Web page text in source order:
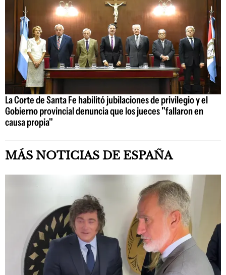
La Corte de Santa Fe habilitó jubilaciones de privilegio y el
Gobierno provincial denuncia que los jueces "fallaron en
causa propia"
MÁS NOTICIAS DE ESPAÑA